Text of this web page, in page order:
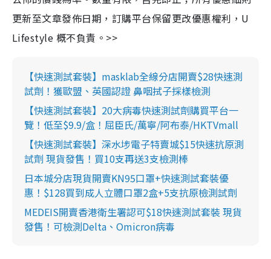
更新至文章發佈日期，訂購平台保留更改優惠權利，U
Lifestyle 概不負責。>>
【快速測試套裝】masklab全線分店開賣$28快速測
試劑！獲歐盟、英國認證 鼻咽拭子採樣檢測
【快速測試套裝】20大病毒快速測試劑購買平台一
覽！低至$9.9/盒！屈臣氏/萬寧/阿布泰/HKTVmall
【快速測試套裝】深水埗電子特賣城$15快速抗原測
試劑 現貨發售！買10支再送3支檢測棒
日本城分店現貨開賣KN95口罩+快速測試套裝優
惠！$128買到成人立體口罩2盒+5支抗原檢測試劑
MEDEIS開賣香港衛生署認可$18快速測試套裝 現貨
發售！可檢測Delta、Omicron病毒